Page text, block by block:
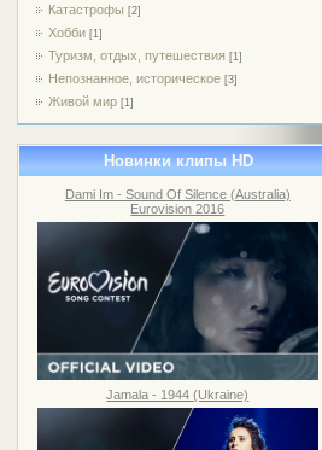
Катастрофы [2]
Хобби [1]
Туризм, отдых, путешествия [1]
Непознанное, историческое [3]
Живой мир [1]
Новинки клипы HD
Dami Im - Sound Of Silence (Australia)
Eurovision 2016
Jamala - 1944 (Ukraine)